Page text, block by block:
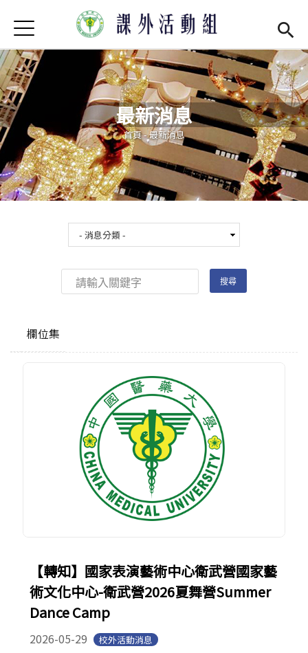
首頁
學務處首頁(link is external)
最新消息
Open
單位介紹
Open
社團現況
Open
社團營運
活動集錦
Jump to Navigation
Jump to Main content
最新消息
您在這裡
首頁-最新消息
欄位集
【轉知】國家表演藝術中心衛武營國家藝
術文化中心-衛武營2026夏舞營Summer
Dance Camp
2026-05-29 校外活動消息